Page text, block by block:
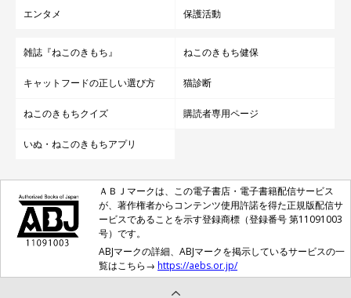
にCCOのご尊顔が。
先日とある国際学会の展示ブースに出展していたのですが、ブリ
丸の写真と一緒に写真を撮っていく方もいたりで、いまごろどこ
エンタメ 保護活動
雑誌『ねこのきもち』 ねこのきもち健保
キャットフードの正しい選び方 猫診断
ねこのきもちクイズ 購読者専用ページ
いぬ・ねこのきもちアプリ
ＡＢＪマークは、この電子書店・電子書籍配信サービス
が、著作権者からコンテンツ使用許諾を得た正規版配信サ
ービスであることを示す登録商標（登録番号 第11091003
号）です。
ABJマークの詳細、ABJマークを掲示しているサービスの一
覧はこちら→ https://aebs.or.jp/